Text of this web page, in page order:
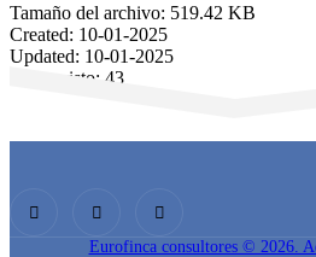
Tamaño del archivo: 519.42 KB
Created: 10-01-2025
Updated: 10-01-2025
Veces visto: 43
Eurofinca consultores © 2026.